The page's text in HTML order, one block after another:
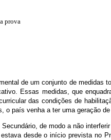
prova
de um conjunto de
Essas medidas, que
das condições de
país venha a ter uma geração
de modo a não
desde o início prevista no